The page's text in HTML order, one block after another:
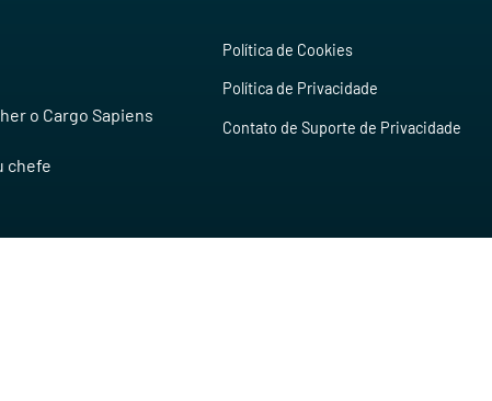
o Cargo Sapiens
chefe
Política de Cookies
Política de Privacidade
Contato de Suporte de Privacidade